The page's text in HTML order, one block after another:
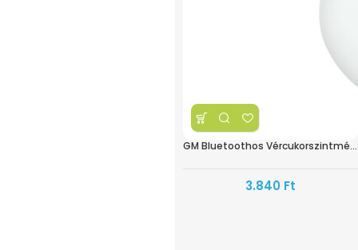
GM Bluetoothos Vércukorszintmérő Fehér BG-710B
3.840 Ft